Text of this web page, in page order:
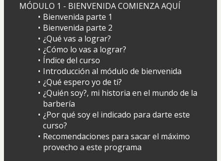
MÓDULO 1 - BIENVENIDA COMIENZA AQUÍ
Bienvenida parte 1
Bienvenida parte 2
¿Qué vas a lograr?
¿Cómo lo vas a lograr?
Índice del curso
Introducción al módulo de bienvenida
¿Qué espero yo de ti?
¿Quién soy?, mi historia en el mundo de la
barbería
¿Por qué soy el indicado para darte este
curso?
Recomendaciones para sacar el máximo
provecho a este programa